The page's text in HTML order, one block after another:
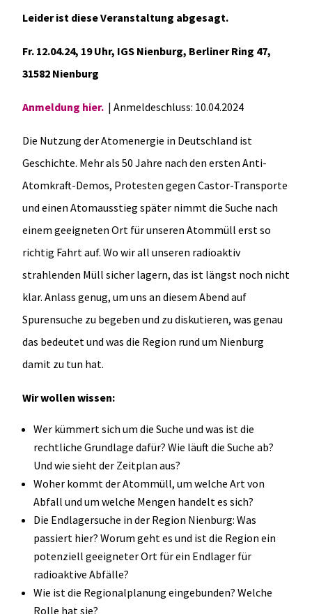
Leider ist diese Veranstaltung abgesagt.
Fr. 12.04.24, 19 Uhr, IGS Nienburg, Berliner Ring 47,
31582 Nienburg
Anmeldung hier. | Anmeldeschluss: 10.04.2024
Die Nutzung der Atomenergie in Deutschland ist
Geschichte. Mehr als 50 Jahre nach den ersten Anti-
Atomkraft-Demos, Protesten gegen Castor-Transporte
und einen Atomausstieg später nimmt die Suche nach
einem geeigneten Ort für unseren Atommüll erst so
richtig Fahrt auf. Wo wir all unseren radioaktiv
strahlenden Müll sicher lagern, das ist längst noch nicht
klar. Anlass genug, um uns an diesem Abend auf
Spurensuche zu begeben und zu diskutieren, was genau
das bedeutet und was die Region rund um Nienburg
damit zu tun hat.
Wir wollen wissen:
Wer kümmert sich um die Suche und was ist die
rechtliche Grundlage dafür? Wie läuft die Suche ab?
Und wie sieht der Zeitplan aus?
Woher kommt der Atommüll, um welche Art von
Abfall und um welche Mengen handelt es sich?
Die Endlagersuche in der Region Nienburg: Was
passiert hier? Worum geht es und ist die Region ein
potenziell geeigneter Ort für ein Endlager für
radioaktive Abfälle?
Wie ist die Regionalplanung eingebunden? Welche
Rolle hat sie?